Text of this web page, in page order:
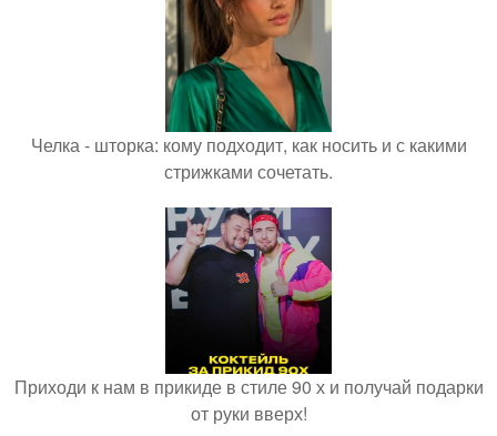
Челка - шторка: кому подходит, как носить и с какими
стрижками сочетать.
Приходи к нам в прикиде в стиле 90 х и получай подарки
от руки вверх!